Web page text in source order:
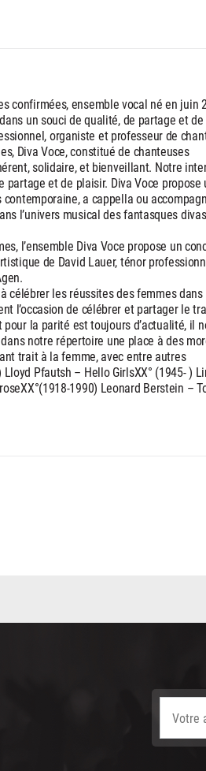
confirmées, ensemble vocal né en juin
un souci de qualité, de partage et de
organiste et professeur de
Diva Voce, constitué de chanteuses
solidaire, et bienveillant. Notre
et de plaisir. Diva Voce propose
a cappella ou
l’univers musical des fantasques
l’ensemble Diva Voce propose un
de David Lauer, ténor
célébrer les réussites des femmes dans
l’occasion de célébrer et partager le
la parité est toujours d’actualité, il
notre répertoire une place à des
trait à la femme, avec entre autres
Pfautsh – Hello GirlsXX° (1945- )
1990) Leonard Berstein –